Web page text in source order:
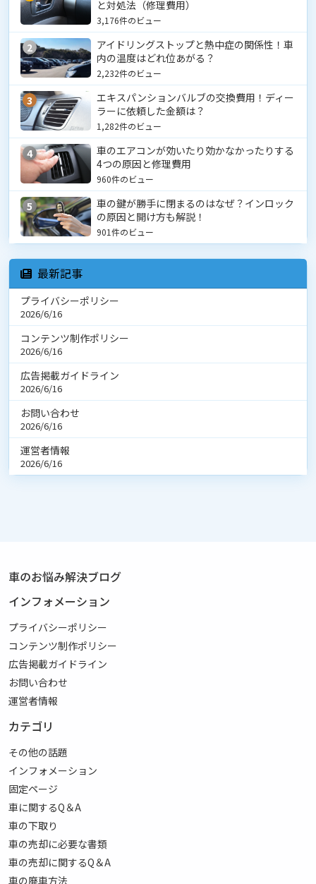
と対処法（修理費用）
3,176件のビュー
2
アイドリングストップと熱中症の関係性！車
内の温度はどれ位あがる？
2,232件のビュー
3
エキスパンションバルブの交換費用！ディー
ラーに依頼した金額は？
1,282件のビュー
4
車のエアコンが効いたり効かなかったりする
4つの原因と修理費用
960件のビュー
5
車の鍵が勝手に閉まるのはなぜ？インロック
の原因と開け方も解説！
901件のビュー
最新記事
プライバシーポリシー
2026/6/16
コンテンツ制作ポリシー
2026/6/16
広告掲載ガイドライン
2026/6/16
お問い合わせ
2026/6/16
運営者情報
2026/6/16
車のお悩み解決ブログ
インフォメーション
プライバシーポリシー
コンテンツ制作ポリシー
広告掲載ガイドライン
お問い合わせ
運営者情報
カテゴリ
その他の話題
インフォメーション
固定ページ
車に関するQ＆A
車の下取り
車の売却に必要な書類
車の売却に関するQ＆A
車の廃車方法